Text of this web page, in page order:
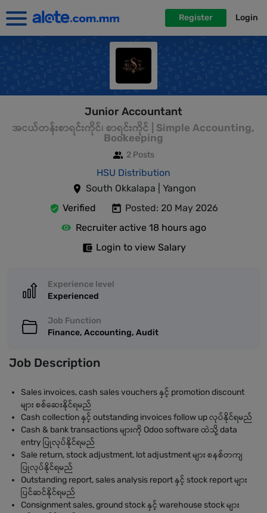
Register Login
Junior Accountant
အငယ်တန်းစာရင်းကိုင်၊ စာရင်းကိုင် | Simple Accounting,
Bookeeping
2 Posts
HSU Distribution
South Okkalapa | Yangon
Verified
Posted: 20 May 2026
Recruiter active 18 hours ago
Login to view Salary
Experience level
Experienced
Job Function
Finance, Accounting, Audit
Job Description
Sales invoices, cash sales vouchers နှင့် promotion discount
များ စစ်ဆေးနိုင်ရမည်
Cash collection နှင့် outstanding invoices follow up လုပ်နိုင်ရမည်
Cash & bank transactions များကို Odoo software ထဲသို့ data
entry ပြုလုပ်နိုင်ရမည်
Sale return, stock adjustment, lot adjustment များ စနစ်တကျ
ပြုလုပ်နိုင်ရမည်
Outstanding report, sales analysis report နှင့် stock report များ
ပြင်ဆင်နိုင်ရမည်
Consignment sales, ground stock နှင့် warehouse stock များ